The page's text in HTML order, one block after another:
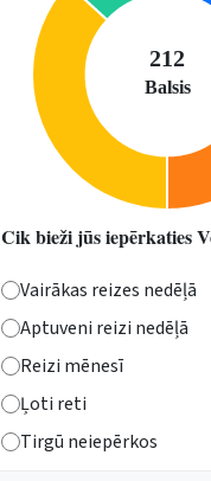
Cik bieži jūs iepērkaties
Vairākas reizes nedēļā
Aptuveni reizi nedēļā
Reizi mēnesī
Ļoti reti
Tirgū neiepērkos